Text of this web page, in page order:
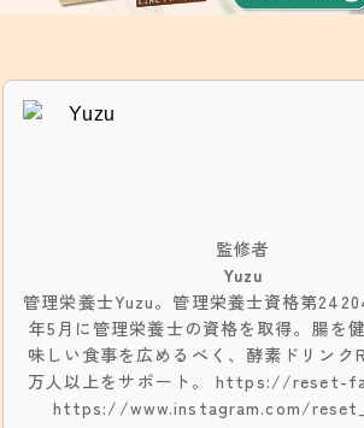
監修者
Yuzu
管理栄養士Yuzu。管理栄養士資格第
年5月に管理栄養士の資格を取得。腸を
味しい食事を広めるべく、酵素ドリンク
万人以上をサポート。 https://reset-
https://www.instagram.com/